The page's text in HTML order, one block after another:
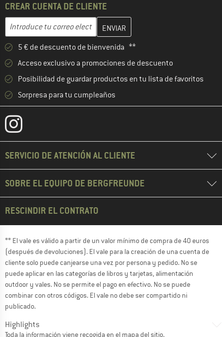
CREAR CUENTA DE CLIENTE
Dirección de correo electrónico
Introduce aquí tu dirección de correo electrónico y crea tu
5 € de descuento de bienvenida **
Acceso exclusivo a promociones de descuento
Posibilidad de guardar productos en tu lista de favoritos
Sorpresa para tu cumpleaños
SERVICIO DE ATENCIÓN AL CLIENTE
SOBRE EL EQUIPO DE BERGFREUNDE
RESCINDIR EL CONTRATO
** El vale es válido a partir de un valor mínimo de compra de 40 euros
(después de devoluciones). El vale para la creación de una cuenta de
cliente solo puede canjearse una vez por persona y pedido. No se
puede aplicar en las categorías de libros y tarjetas, alimentación
outdoor y vales. No se permite el pago en efectivo. No se puede
combinar con otros códigos. El vale no debe ser compartido ni
publicado.
Highlights
Toda la información viene recogida en el mapa del sitio.